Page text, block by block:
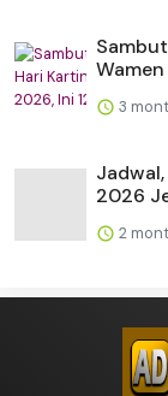
Wamen
3
2026
2